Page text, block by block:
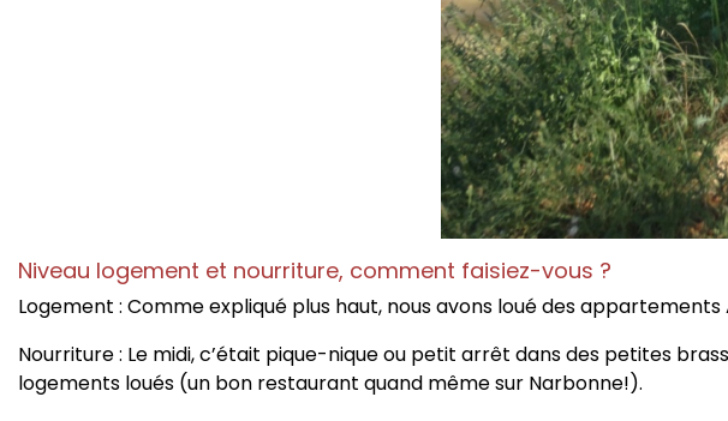
Niveau logement et nourriture, comment faisiez-vous ?
Logement : Comme expliqué plus haut, nous avons loué des
Nourriture : Le midi, c’était pique-nique ou petit arrêt dans des petites
logements loués (un bon restaurant quand même sur Narbonne!).